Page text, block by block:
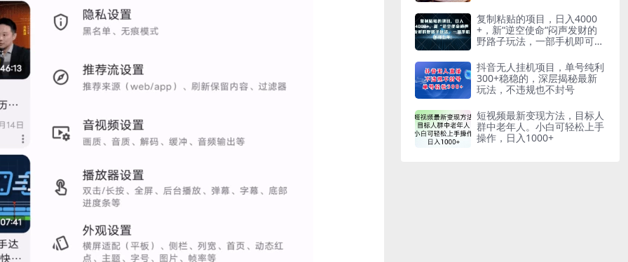
复制粘贴的项目，日入4000
+，新“逆空使命“闷声发财的
野路子玩法，一部手机即可上
抖音无人挂机项目，单号纯利
300+稳稳的，深层揭秘最新
玩法，不违规也不封号
短视频最新变现方法，目标人
群中老年人。小白可轻松上手
操作，日入1000+